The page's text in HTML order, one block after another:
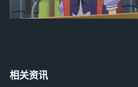
相关资讯